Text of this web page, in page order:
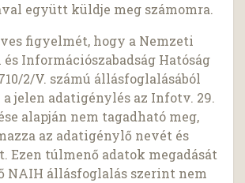
együtt küldje meg számomra.
figyelmét, hogy a Nemzeti
Információszabadság Hatóság
2/V. számú állásfoglalásából
jelen adatigénylés az Infotv. 29.
alapján nem tagadható meg,
az adatigénylő nevét és
Ezen túlmenő adatok megadását
NAIH állásfoglalás szerint nem